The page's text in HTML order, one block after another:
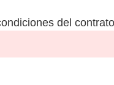
del